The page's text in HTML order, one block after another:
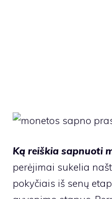
Ką reiškia sapnuoti
perėjimai sukelia
pokyčiais iš senų